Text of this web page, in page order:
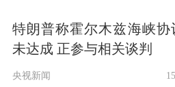
特朗普称霍尔木兹海峡协
未达成 正参与相关谈判
央视新闻